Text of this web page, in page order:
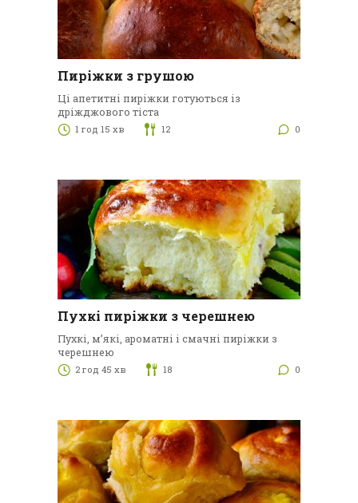
Пиріжки з грушою
Ці апетитні пиріжки готуються із
дріжджового тіста
1 год 15 хв 12 0
Пухкі пиріжки з черешнею
Пухкі, м’які, ароматні і смачні пиріжки з
черешнею
2 год 45 хв 18 0